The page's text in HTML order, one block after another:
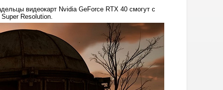
видеокарт Nvidia GeForce RTX 40 смогут с
Super Resolution.